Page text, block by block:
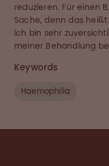
reduzieren. Für einen
Sache, denn das
Ich bin sehr
meiner Behandlung
Keywords
Haemophilia